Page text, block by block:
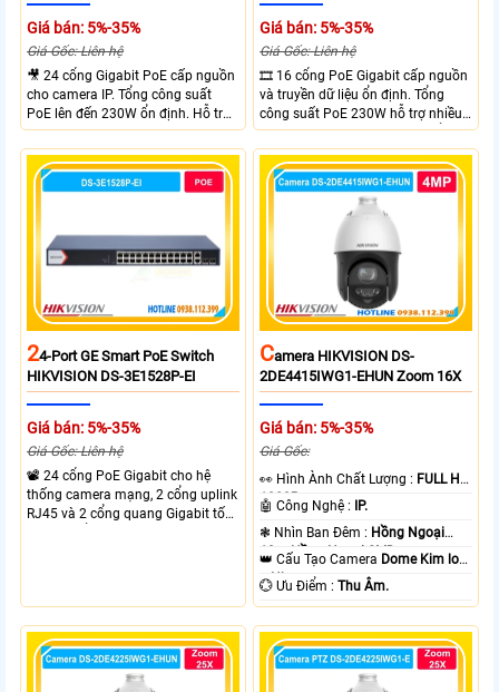
Giá bán: 5%-35%
Giá Gốc: Liên hệ
🎥 24 cổng Gigabit PoE cấp nguồn
cho camera IP. Tổng công suất
PoE lên đến 230W ổn định. Hỗ trợ
truyền PoE xa đến 300 mét. Băng
thông chuyển mạch đạt 68 Gbps
mạnh mẽ.
Giá bán: 5%-35%
Giá Gốc: Liên hệ
🎞 16 cổng PoE Gigabit cấp nguồn
và truyền dữ liệu ổn định. Tổng
công suất PoE 230W hỗ trợ nhiều
thiết bị cùng lúc. Tốc độ chuyển
mạch 68Gbps đảm bảo hiệu suất
cao ổn định. Hỗ trợ truyền PoE xa
lên đến 300m cho hệ thống
24-Port GE Smart PoE Switch
HIKVISION DS-3E1528P-EI
Giá bán: 5%-35%
Giá Gốc: Liên hệ
📽 24 cổng PoE Gigabit cho hệ
thống camera mạng, 2 cổng uplink
RJ45 và 2 cổng quang Gigabit tốc
CAmera HIKVISION DS-
2DE4415IWG1-EHUN Zoom 16X
Giá bán: 5%-35%
Giá Gốc:
️👀 Hình Ành Chất Lượng : FULL HD
1080P .
🤖️ Công Nghệ :
IP.
❃ Nhìn Ban Đêm : Hồng Ngoại
10m Hồng Ngoại SMD.
👑 Cấu Tạo Camera Dome Kim loại
+ Nhựa.
️💮 Ưu Điểm :Thu Âm.